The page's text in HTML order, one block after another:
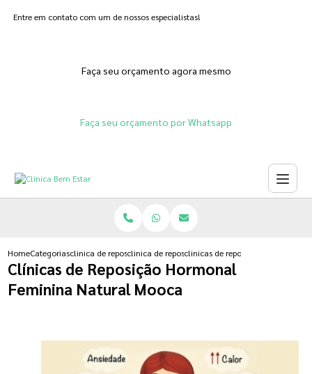
Entre em contato com um de nossos especialistas!
Faça seu orçamento agora mesmo
Faça seu orçamento por Whatsapp
HomeCategoriasclinica de reposicao hormonalclinica de reposicao hormonal que emagrece
clinicas de reposicao hormonal
Clínicas de Reposição Hormonal
Feminina Natural Mooca